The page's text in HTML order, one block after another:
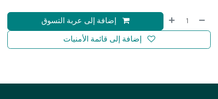
إضافة إلى عربة التسوق
إضافة إلى قائمة الأمنيات